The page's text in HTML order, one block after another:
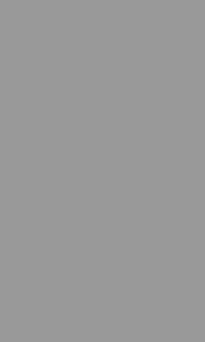
по 44-ФЗ и 223-ФЗ: